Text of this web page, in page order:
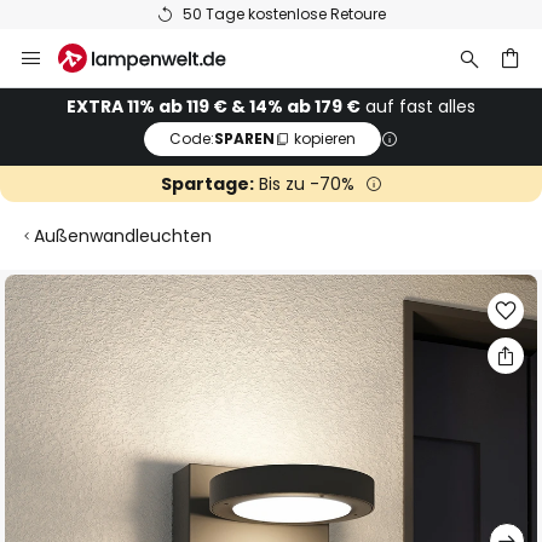
50 Tage kostenlose Retoure
Inhalt
springenEXTRA 11% ab 119 € & 14% ab 179 € auf fast alles
Code:SPAREN kopieren
Spartage:Bis zu -70%
Außenwandleuchten
Zum
Ende
der
Bildgalerie
springen